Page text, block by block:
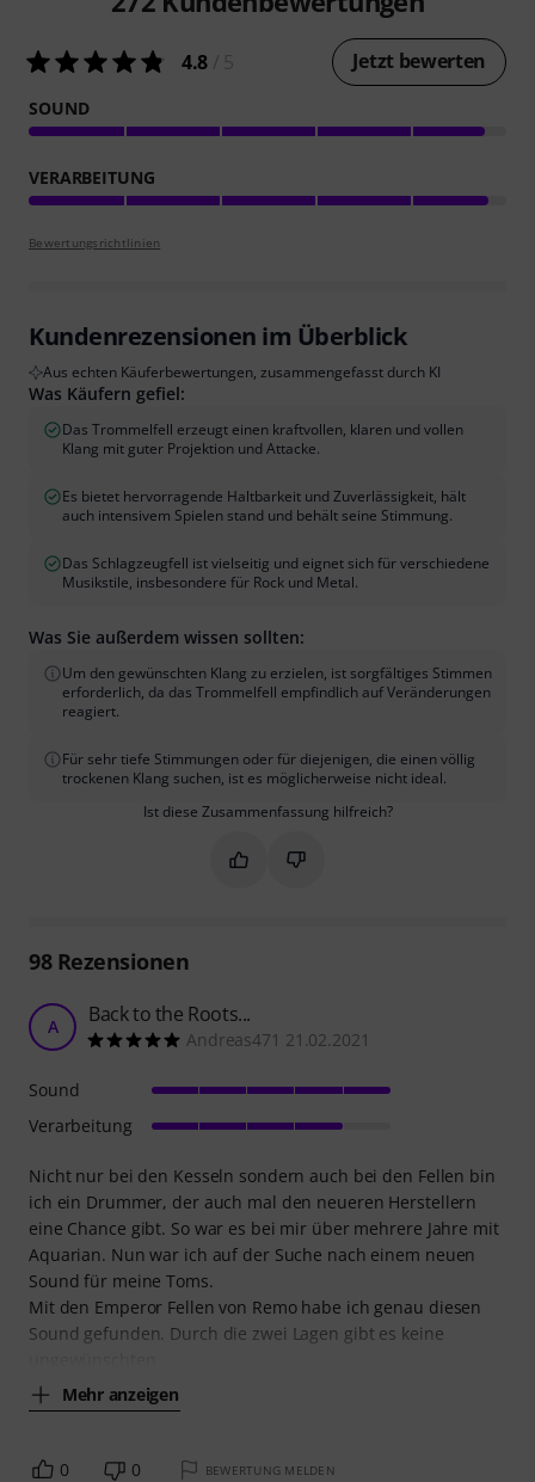
4.8 Jetzt bewerten
SOUND
VERARBEITUNG
Bewertungsrichtlinien
Kundenrezensionen im Überblick
Aus echten Käuferbewertungen, zusammengefasst durch KI
Was Käufern gefiel:
Das Trommelfell erzeugt einen kraftvollen, klaren und vollen
Klang mit guter Projektion und Attacke.
Es bietet hervorragende Haltbarkeit und Zuverlässigkeit, hält
auch intensivem Spielen stand und behält seine Stimmung.
Das Schlagzeugfell ist vielseitig und eignet sich für verschiedene
Musikstile, insbesondere für Rock und Metal.
Was Sie außerdem wissen sollten:
Um den gewünschten Klang zu erzielen, ist sorgfältiges Stimmen
erforderlich, da das Trommelfell empfindlich auf Veränderungen
reagiert.
Für sehr tiefe Stimmungen oder für diejenigen, die einen völlig
trockenen Klang suchen, ist es möglicherweise nicht ideal.
Ist diese Zusammenfassung hilfreich?
Markieren Sie diese
Markieren Sie diese
98Rezensionen
A Back to the Roots...
Andreas471 21.02.2021
Nicht nur bei den Kesseln sondern auch bei den Fellen bin
ich ein Drummer, der auch mal den neueren Herstellern
eine Chance gibt. So war es bei mir über mehrere Jahre mit
Aquarian. Nun war ich auf der Suche nach einem neuen
Sound für meine Toms.
Mit den Emperor Fellen von Remo habe ich genau diesen
Sound gefunden. Durch die zwei Lagen gibt es keine
Mehr anzeigen
Sound
Verarbeitung
0 0 BEWERTUNG MELDEN